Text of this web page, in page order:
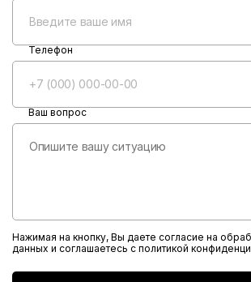
Телефон
Ваш вопрос
Нажимая на кнопку, Вы даете согласие на
данных и соглашаетесь с политикой